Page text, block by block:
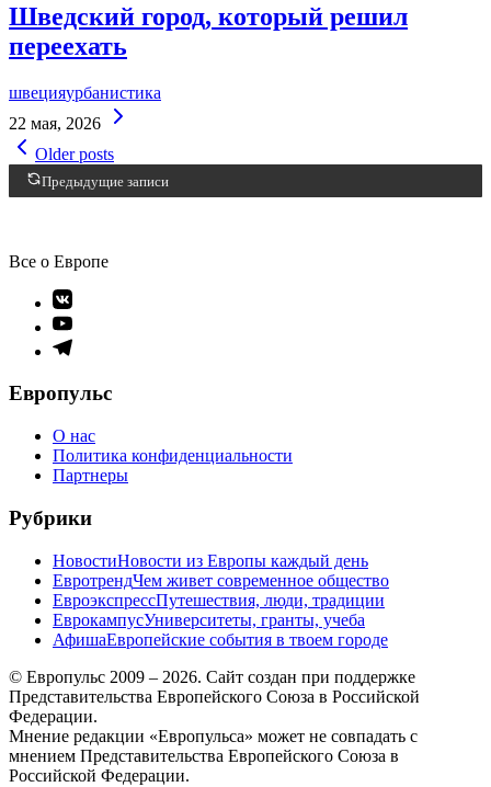
Шведский город, который решил
переехать
швецияурбанистика
22 мая, 2026
Навигация
по
записям
Older posts
Предыдущие записи
Все о Европе
Элемент
меню
Элемент
меню
Элемент
Европульс
О нас
Политика конфиденциальности
Партнеры
Рубрики
НовостиНовости из Европы каждый день
ЕвротрендЧем живет современное общество
ЕвроэкспрессПутешествия, люди, традиции
ЕврокампусУниверситеты, гранты, учеба
АфишаЕвропейские события в твоем городе
© Европульс 2009 – 2026. Сайт создан при поддержке
Представительства Европейского Союза в Российской
Федерации.
Мнение редакции «Европульса» может не совпадать с
мнением Представительства Европейского Союза в
Российской Федерации.